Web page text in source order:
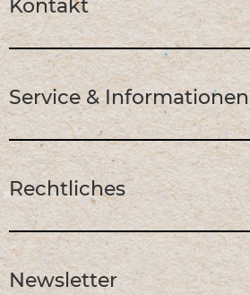
Kontakt
Service & Informationen
Rechtliches
Newsletter